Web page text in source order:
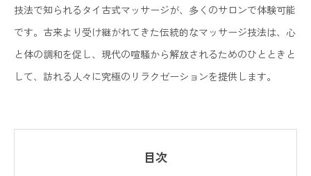
技法で知られるタイ古式マッサージが、多くのサロンで体験可能
です。古来より受け継がれてきた伝統的なマッサージ技法は、心
と体の調和を促し、現代の喧騒から解放されるためのひとときと
して、訪れる人々に究極のリラクゼーションを提供します。
目次